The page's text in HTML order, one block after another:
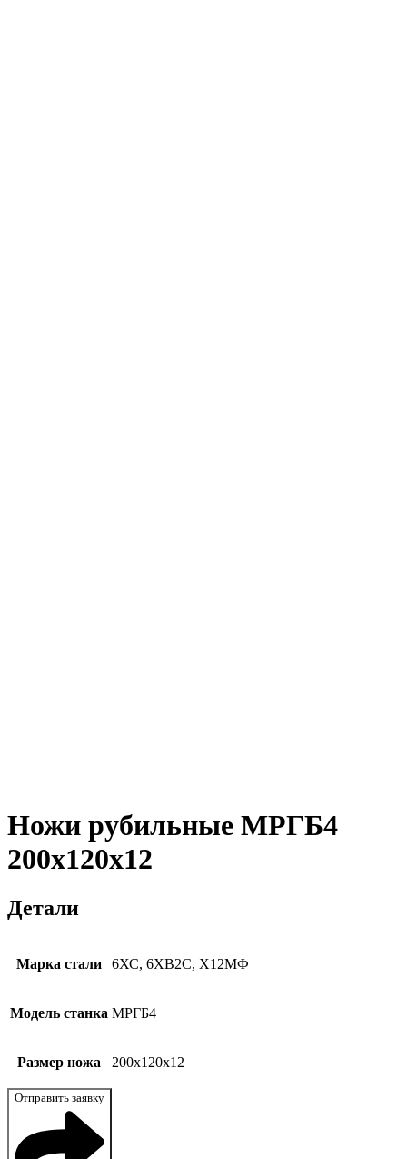
Ножи рубильные МРГБ4
200x120x12
Детали
Марка стали 6ХС, 6ХВ2С, Х12МФ
Модель станка МРГБ4
Размер ножа 200x120x12
Отправить заявку